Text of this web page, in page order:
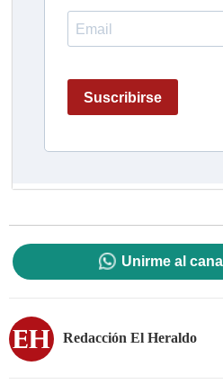
Unirme al
Redacción El Heraldo